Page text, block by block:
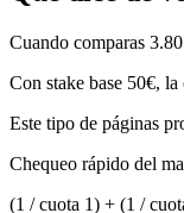
Cuando comparas
Con stake base 50€,
Este tipo de páginas
Chequeo rápido del
(1 / cuota 1) + (1 /